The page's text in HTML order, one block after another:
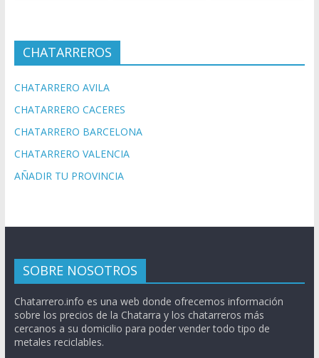
CHATARREROS
CHATARRERO AVILA
CHATARRERO CACERES
CHATARRERO BARCELONA
CHATARRERO VALENCIA
AÑADIR TU PROVINCIA
SOBRE NOSOTROS
Chatarrero.info es una web donde ofrecemos información
sobre los precios de la Chatarra y los chatarreros más
cercanos a su domicilio para poder vender todo tipo de
metales reciclables.